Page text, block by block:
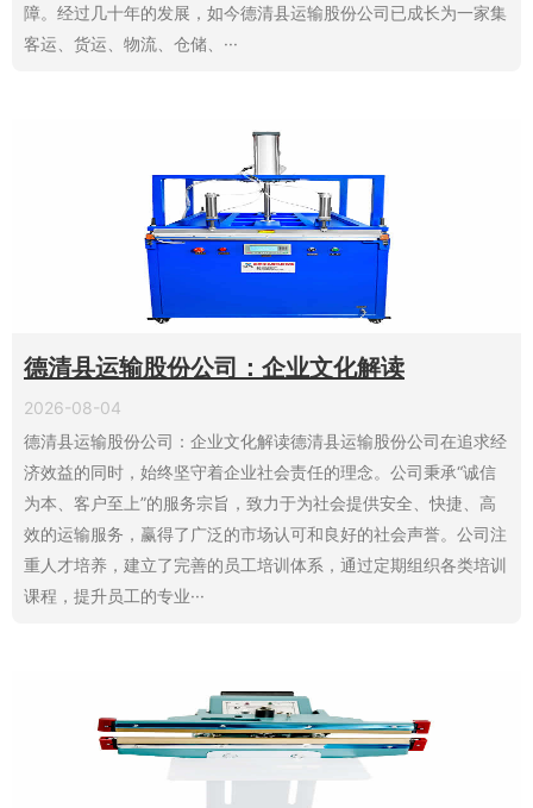
障。经过几十年的发展，如今德清县运输股份公司已成长为一家集
客运、货运、物流、仓储、···
德清县运输股份公司：企业文化解读
2026-08-04
德清县运输股份公司：企业文化解读德清县运输股份公司在追求经
济效益的同时，始终坚守着企业社会责任的理念。公司秉承“诚信
为本、客户至上”的服务宗旨，致力于为社会提供安全、快捷、高
效的运输服务，赢得了广泛的市场认可和良好的社会声誉。公司注
重人才培养，建立了完善的员工培训体系，通过定期组织各类培训
课程，提升员工的专业···